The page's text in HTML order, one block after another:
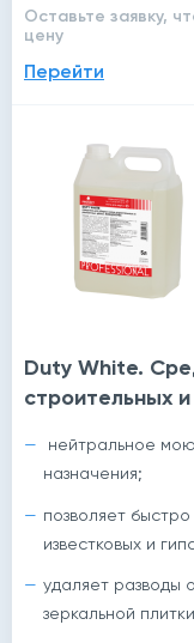
Оставьте заявку,
цену
Перейти
Duty White.
строительных
нейтральное
назначения;
позволяет
известковых и
удаляет разводы
зеркальной